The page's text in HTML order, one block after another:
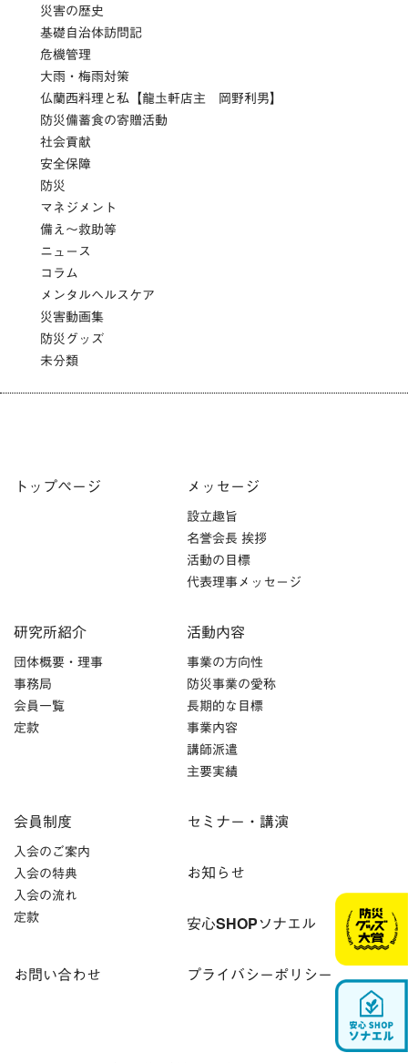
災害の歴史
基礎自治体訪問記
危機管理
大雨・梅雨対策
仏蘭西料理と私【龍圡軒店主 岡野利男】
防災備蓄食の寄贈活動
社会貢献
安全保障
防災
マネジメント
備え～救助等
ニュース
コラム
メンタルヘルスケア
災害動画集
防災グッズ
未分類
トップページ メッセージ
設立趣旨
名誉会長 挨拶
活動の目標
代表理事メッセージ
研究所紹介
団体概要・理事
事務局
会員一覧
定款
活動内容
事業の方向性
防災事業の愛称
長期的な目標
事業内容
講師派遣
主要実績
会員制度
入会のご案内
入会の特典
入会の流れ
定款
セミナー・講演
お知らせ
安心SHOPソナエル
お問い合わせ プライバシーポリシー